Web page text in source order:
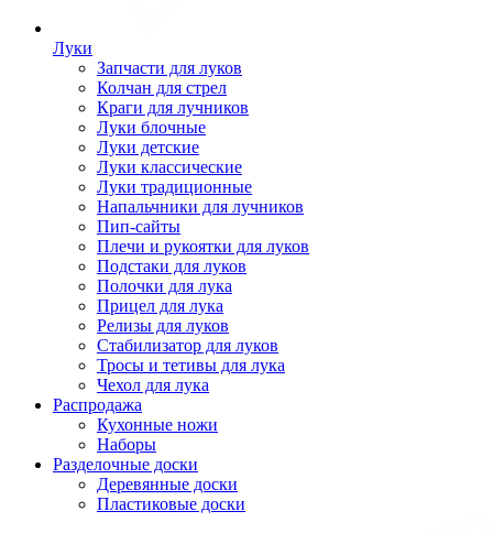
Луки
Запчасти для луков
Колчан для стрел
Краги для лучников
Луки блочные
Луки детские
Луки классические
Луки традиционные
Напальчники для лучников
Пип-сайты
Плечи и рукоятки для луков
Подстаки для луков
Полочки для лука
Прицел для лука
Релизы для луков
Стабилизатор для луков
Тросы и тетивы для лука
Чехол для лука
Распродажа
Кухонные ножи
Наборы
Разделочные доски
Деревянные доски
Пластиковые доски